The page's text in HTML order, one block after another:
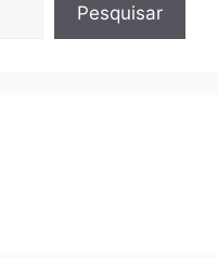
Pesquisar